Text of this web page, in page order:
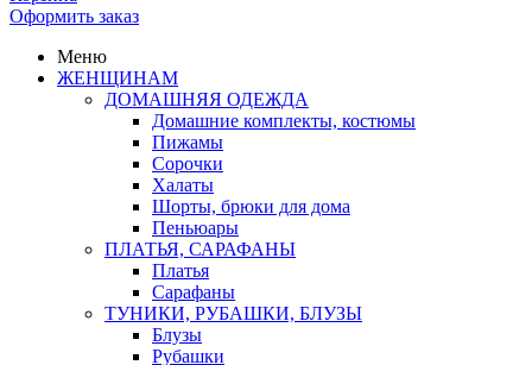
Оформить заказ
Меню
ЖЕНЩИНАМ
ДОМАШНЯЯ ОДЕЖДА
Домашние комплекты, костюмы
Пижамы
Сорочки
Халаты
Шорты, брюки для дома
Пеньюары
ПЛАТЬЯ, САРАФАНЫ
Платья
Сарафаны
ТУНИКИ, РУБАШКИ, БЛУЗЫ
Блузы
Рубашки